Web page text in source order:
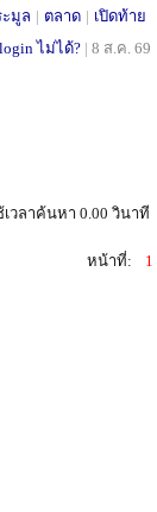
มูล | ตลาด | เปิดท้าย
login ไม่ได้? | 8 ส.ค. 69
วลาค้นหา 0.00 วินาที
หน้าที่:
1